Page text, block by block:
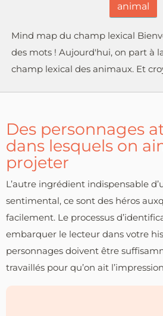
animal
Mind map du champ lexical
des mots ! Aujourd'hui, on part à
champ lexical des animaux. Et
Des personnages
dans lesquels on
projeter
L’autre ingrédient indispensable
sentimental, ce sont des héros
facilement. Le processus
embarquer le lecteur dans votre
personnages doivent être
travaillés pour qu’on ait